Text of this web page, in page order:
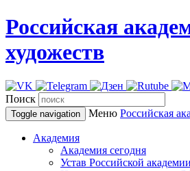
Российская
художеств
Поиск
Toggle navigation Меню Российская
Академия
Академия сегодня
Устав Российской